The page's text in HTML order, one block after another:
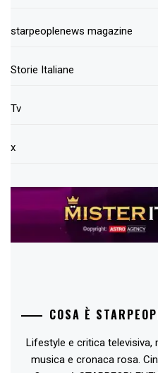
starpeoplenews magazine
Storie Italiane
Tv
x
COSA È
Lifestyle e critica televisiva,
musica e cronaca rosa.